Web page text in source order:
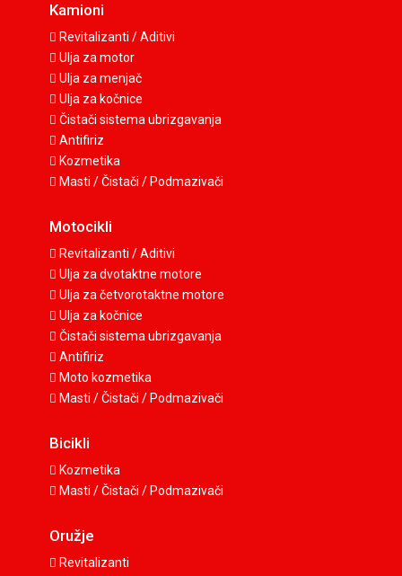
Kamioni
Revitalizanti / Aditivi
Ulja za motor
Ulja za menjač
Ulja za kočnice
Čistači sistema ubrizgavanja
Antifiriz
Kozmetika
Masti / Čistači / Podmazivači
Motocikli
Revitalizanti / Aditivi
Ulja za dvotaktne motore
Ulja za četvorotaktne motore
Ulja za kočnice
Čistači sistema ubrizgavanja
Antifiriz
Moto kozmetika
Masti / Čistači / Podmazivači
Bicikli
Kozmetika
Masti / Čistači / Podmazivači
Oružje
Revitalizanti